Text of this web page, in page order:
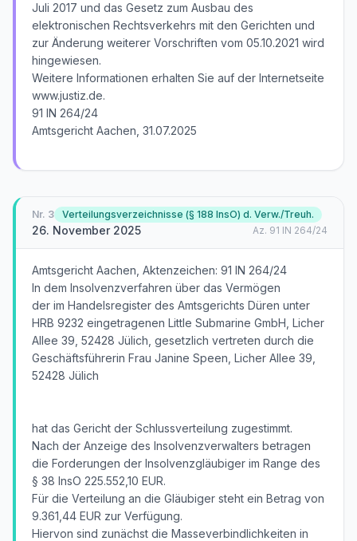
Juli 2017 und das Gesetz zum Ausbau des
elektronischen Rechtsverkehrs mit den Gerichten und
zur Änderung weiterer Vorschriften vom 05.10.2021 wird
hingewiesen.
Weitere Informationen erhalten Sie auf der Internetseite
www.justiz.de.
91 IN 264/24
Amtsgericht Aachen, 31.07.2025
Nr. 3 Verteilungsverzeichnisse (§ 188 InsO) d. Verw./Treuh.
26. November 2025 Az. 91 IN 264/24
Amtsgericht Aachen, Aktenzeichen: 91 IN 264/24
In dem Insolvenzverfahren über das Vermögen
der im Handelsregister des Amtsgerichts Düren unter
HRB 9232 eingetragenen Little Submarine GmbH, Licher
Allee 39, 52428 Jülich, gesetzlich vertreten durch die
Geschäftsführerin Frau Janine Speen, Licher Allee 39,
52428 Jülich
hat das Gericht der Schlussverteilung zugestimmt.
Nach der Anzeige des Insolvenzverwalters betragen
die Forderungen der Insolvenzgläubiger im Range des
§ 38 InsO 225.552,10 EUR.
Für die Verteilung an die Gläubiger steht ein Betrag von
9.361,44 EUR zur Verfügung.
Hiervon sind zunächst die Masseverbindlichkeiten in